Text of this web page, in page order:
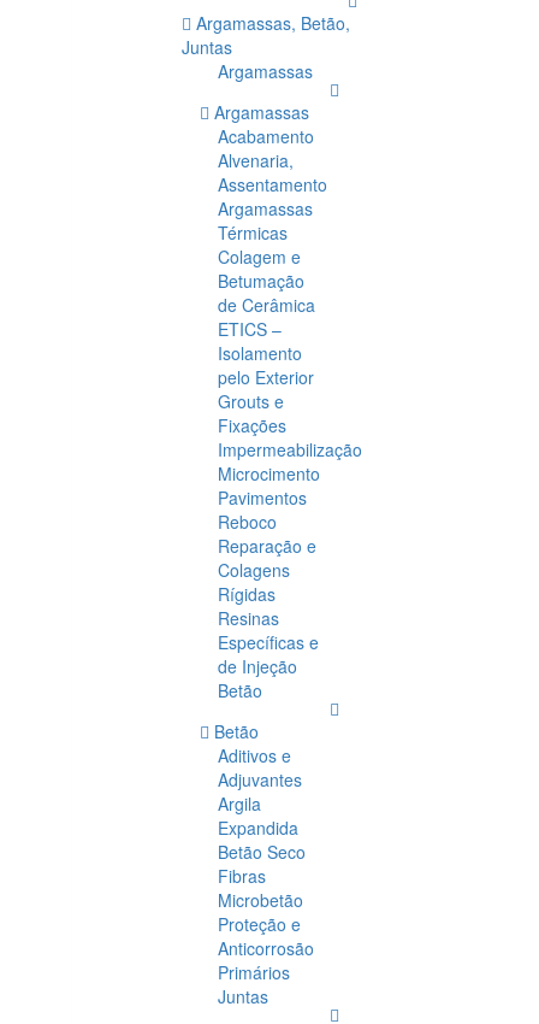
Argamassas, Betão,
Juntas
Argamassas
Argamassas
Acabamento
Alvenaria,
Assentamento
Argamassas
Térmicas
Colagem e
Betumação
de Cerâmica
ETICS –
Isolamento
pelo Exterior
Grouts e
Fixações
Impermeabilização
Microcimento
Pavimentos
Reboco
Reparação e
Colagens
Rígidas
Resinas
Específicas e
de Injeção
Betão
Betão
Aditivos e
Adjuvantes
Argila
Expandida
Betão Seco
Fibras
Microbetão
Proteção e
Anticorrosão
Primários
Juntas